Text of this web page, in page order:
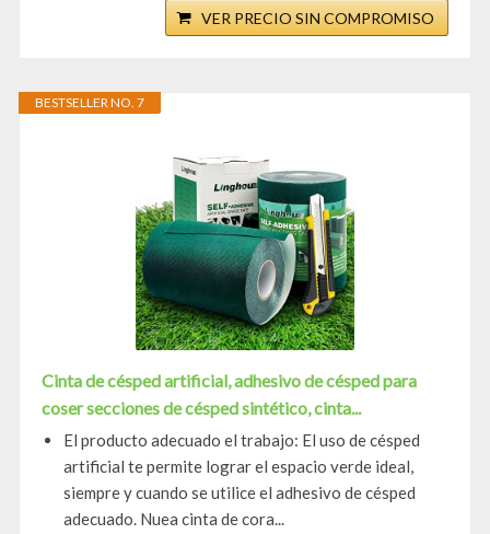
VER PRECIO SIN COMPROMISO
BESTSELLER NO. 7
Cinta de césped artificial, adhesivo de césped para
coser secciones de césped sintético, cinta...
El producto adecuado el trabajo: El uso de césped
artificial te permite lograr el espacio verde ideal,
siempre y cuando se utilice el adhesivo de césped
adecuado. Nuea cinta de cora...